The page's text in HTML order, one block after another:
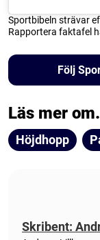
Sportbibeln strävar
Rapportera faktafel
Följ
Läs mer
Höjdhopp
Skribent: